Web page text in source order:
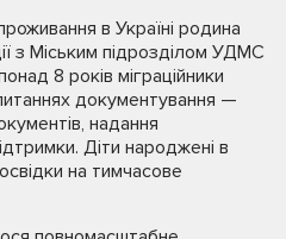
в Україні родина
з Міським підрозділом УДМС
8 років міграційники
документування —
надання
Діти народжені в
на тимчасове